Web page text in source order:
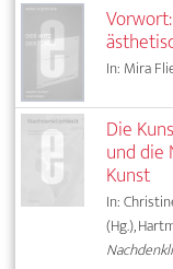
In: Mira
Die
und die
Kunst
In:
(Hg.),